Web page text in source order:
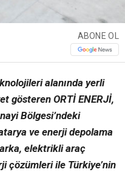
ABONE OL
alanında yerli
gösteren ORTİ ENERJİ,
Bölgesi’ndeki
ve enerji depolama
elektrikli araç
çözümleri ile Türkiye’nin